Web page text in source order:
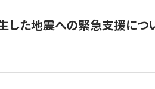
した地震への緊急支援につ